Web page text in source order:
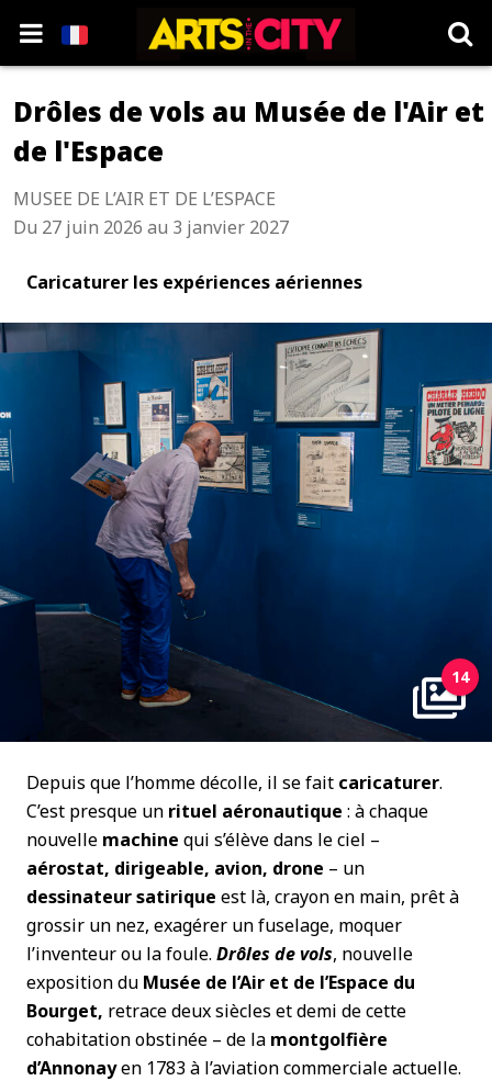
Drôles de vols au Musée de l'Air et
de l'Espace
MUSEE DE L’AIR ET DE L’ESPACE
Du 27 juin 2026 au 3 janvier 2027
Caricaturer les expériences aériennes
" data-kind="photo" />
14
Depuis que l’homme décolle, il se fait caricaturer.
C’est presque un rituel aéronautique : à chaque
nouvelle machine qui s’élève dans le ciel –
aérostat, dirigeable, avion, drone – un
dessinateur satirique est là, crayon en main, prêt à
grossir un nez, exagérer un fuselage, moquer
l’inventeur ou la foule. Drôles de vols, nouvelle
exposition du Musée de l’Air et de l’Espace du
Bourget, retrace deux siècles et demi de cette
cohabitation obstinée – de la montgolfière
d’Annonayen 1783 à l’aviation commerciale actuelle.